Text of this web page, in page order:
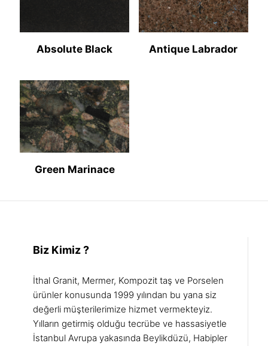
Absolute Black Antique Labrador
Green Marinace
Biz Kimiz ?
İthal Granit, Mermer, Kompozit taş ve Porselen
ürünler konusunda 1999 yılından bu yana siz
değerli müşterilerimize hizmet vermekteyiz.
Yılların getirmiş olduğu tecrübe ve hassasiyetle
İstanbul Avrupa yakasında Beylikdüzü, Habipler